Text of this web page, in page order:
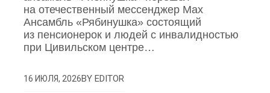
на отечественный мессенджер Max
Ансамбль «Рябинушка» состоящий
из пенсионерок и людей с инвалидностью
при Цивильском центре…
16 ИЮЛЯ, 2026BYEDITOR